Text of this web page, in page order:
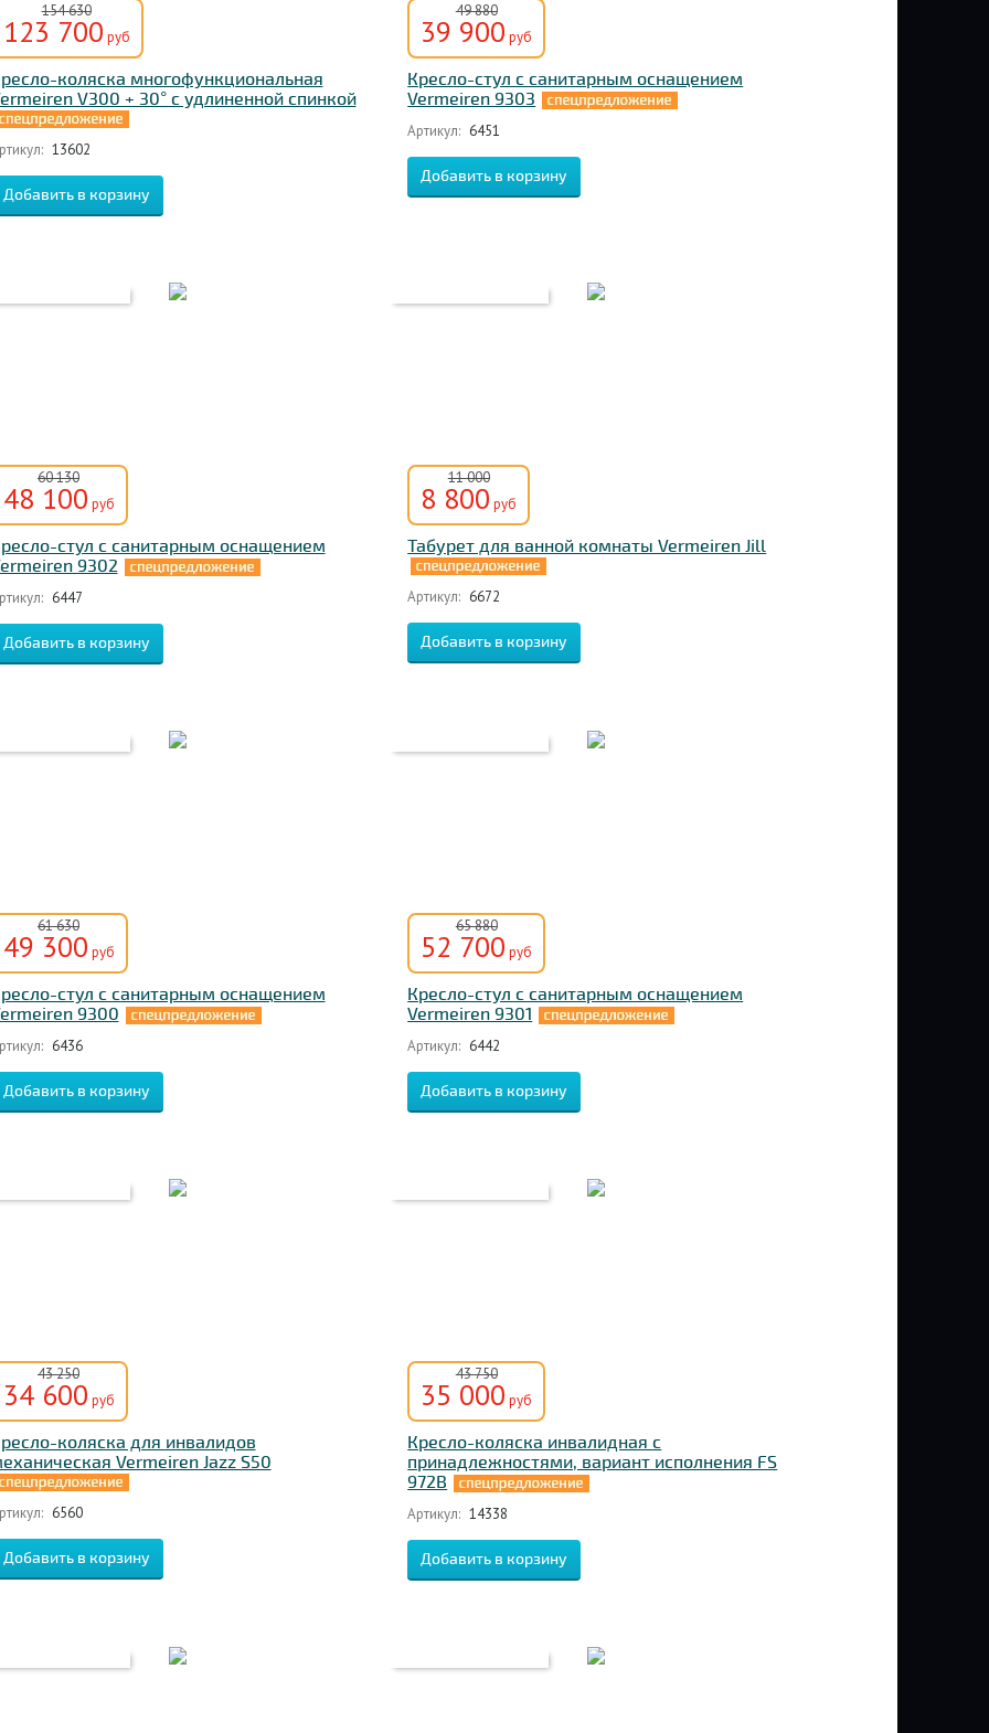
154 630
123 700 руб
коляска многофункциональная
V300 + 30° с удлиненной спинкой
13602
49 880
39 900 руб
Кресло-стул с санитарным оснащением
Vermeiren 9303
Артикул: 6451
60 130
48 100 руб
стул с санитарным оснащением
9302
6447
11 000
8 800 руб
Табурет для ванной комнаты Vermeiren Jill
Артикул: 6672
61 630
49 300 руб
стул с санитарным оснащением
9300
6436
65 880
52 700 руб
Кресло-стул с санитарным оснащением
Vermeiren 9301
Артикул: 6442
43 250
34 600 руб
коляска для инвалидов
Vermeiren Jazz S50
6560
43 750
35 000 руб
Кресло-коляска инвалидная с
принадлежностями, вариант исполнения FS
972B
Артикул: 14338